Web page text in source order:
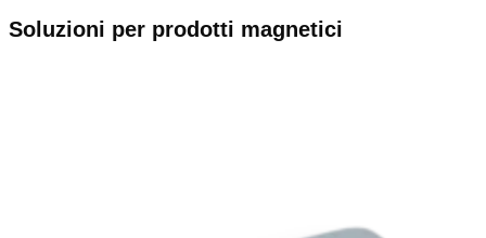
Soluzioni per prodotti magnetici